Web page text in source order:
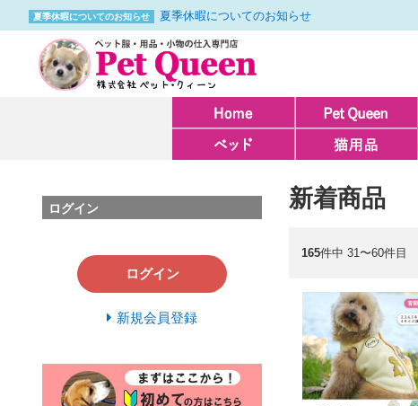
夏季休暇についてのお知らせ 夏季休暇についてのお知らせ
新着商品
165件中 31〜60件目
ログイン
ログイン
新規会員登録